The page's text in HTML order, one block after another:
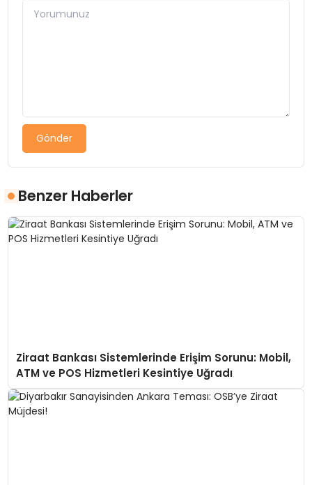
Gönder
Benzer Haberler
Ziraat Bankası Sistemlerinde Erişim Sorunu: Mobil,
ATM ve POS Hizmetleri Kesintiye Uğradı